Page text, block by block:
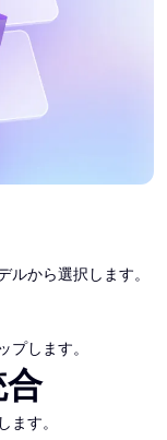
ルから選択します。
プします。
ます。